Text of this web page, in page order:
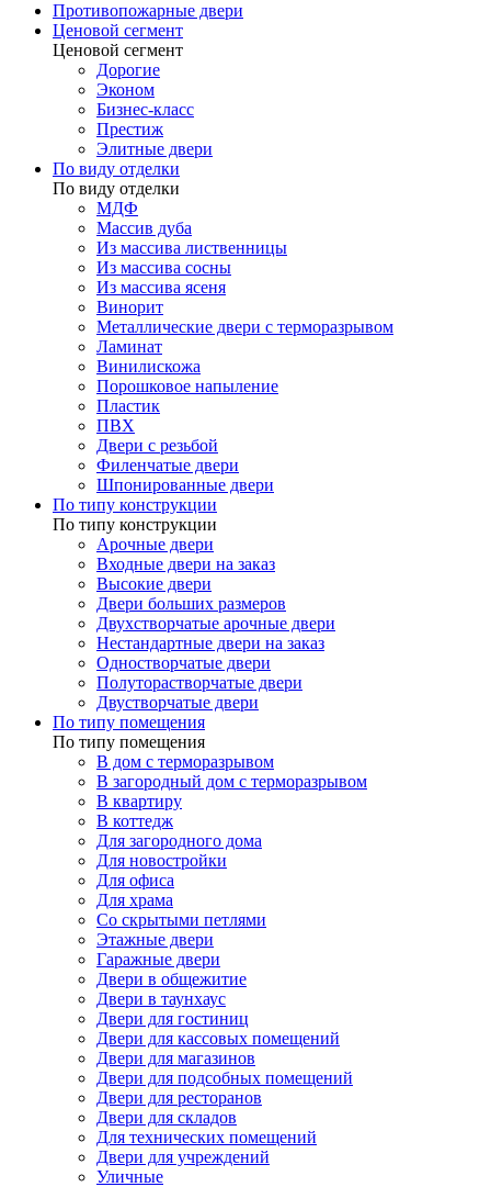
Противопожарные двери
Ценовой сегмент
Ценовой сегмент
Дорогие
Эконом
Бизнес-класс
Престиж
Элитные двери
По виду отделки
По виду отделки
МДФ
Массив дуба
Из массива лиственницы
Из массива сосны
Из массива ясеня
Винорит
Металлические двери с терморазрывом
Ламинат
Винилискожа
Порошковое напыление
Пластик
ПВХ
Двери с резьбой
Филенчатые двери
Шпонированные двери
По типу конструкции
По типу конструкции
Арочные двери
Входные двери на заказ
Высокие двери
Двери больших размеров
Двухстворчатые арочные двери
Нестандартные двери на заказ
Одностворчатые двери
Полуторастворчатые двери
Двустворчатые двери
По типу помещения
По типу помещения
В дом с терморазрывом
В загородный дом с терморазрывом
В квартиру
В коттедж
Для загородного дома
Для новостройки
Для офиса
Для храма
Со скрытыми петлями
Этажные двери
Гаражные двери
Двери в общежитие
Двери в таунхаус
Двери для гостиниц
Двери для кассовых помещений
Двери для магазинов
Двери для подсобных помещений
Двери для ресторанов
Двери для складов
Для технических помещений
Двери для учреждений
Уличные